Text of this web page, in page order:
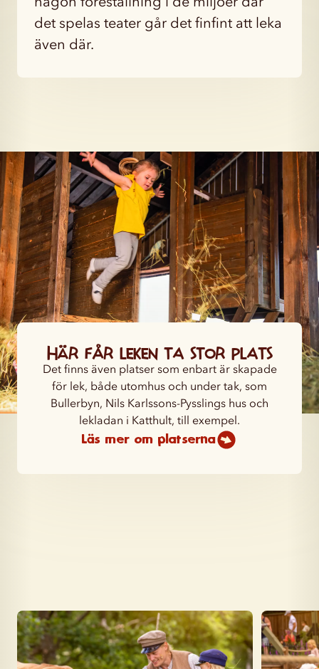
det spelas teater går det finfint att leka
även där.
Här får leken ta stor plats
Det finns även platser som enbart är skapade
för lek, både utomhus och under tak, som
Bullerbyn, Nils Karlssons-Pysslings hus och
lekladan i Katthult, till exempel.
Läs mer om platserna